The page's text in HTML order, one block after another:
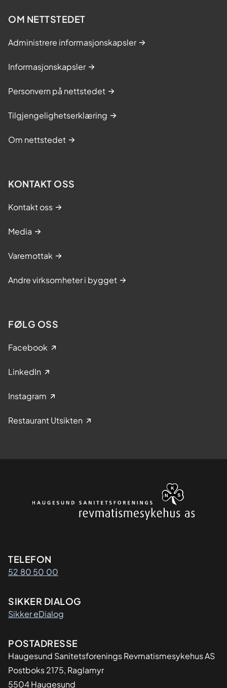
g
u
s
OM NETTSTEDET
Administrere informasjonskapsler
Informasjonskapsler
Personvern på nettstedet
Tilgjengelighetserklæring
Om nettstedet
KONTAKT OSS
Kontakt oss
Media
Varemottak
Andre virksomheter i bygget
FØLG OSS
Facebook
LinkedIn
Instagram
Restaurant Utsikten
Kontaktinformasjon
TELEFON
52 80 50 00
SIKKER DIALOG
Sikker eDialog
Adresse
POSTADRESSE
Haugesund Sanitetsforenings Revmatismesykehus AS
Postboks 2175, Raglamyr
5504 Haugesund